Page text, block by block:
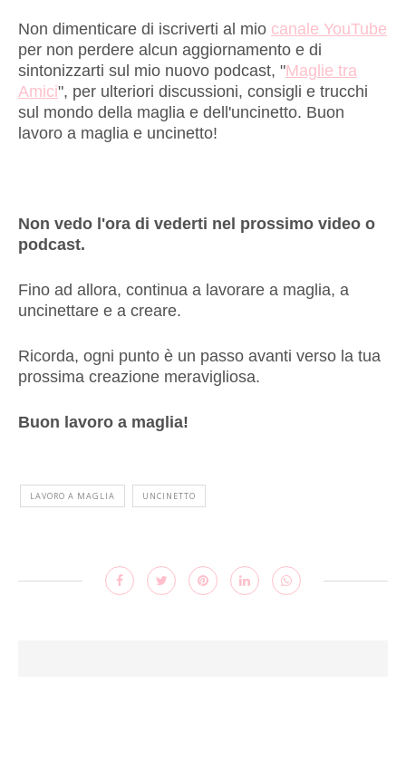
Non dimenticare di iscriverti al mio canale YouTube
per non perdere alcun aggiornamento e di
sintonizzarti sul mio nuovo podcast, "Maglie tra
Amici", per ulteriori discussioni, consigli e trucchi
sul mondo della maglia e dell'uncinetto. Buon
lavoro a maglia e uncinetto!
Non vedo l'ora di vederti nel prossimo video o
podcast.
Fino ad allora, continua a lavorare a maglia, a
uncinettare e a creare.
Ricorda, ogni punto è un passo avanti verso la tua
prossima creazione meravigliosa.
Buon lavoro a maglia!
LAVORO A MAGLIA UNCINETTO